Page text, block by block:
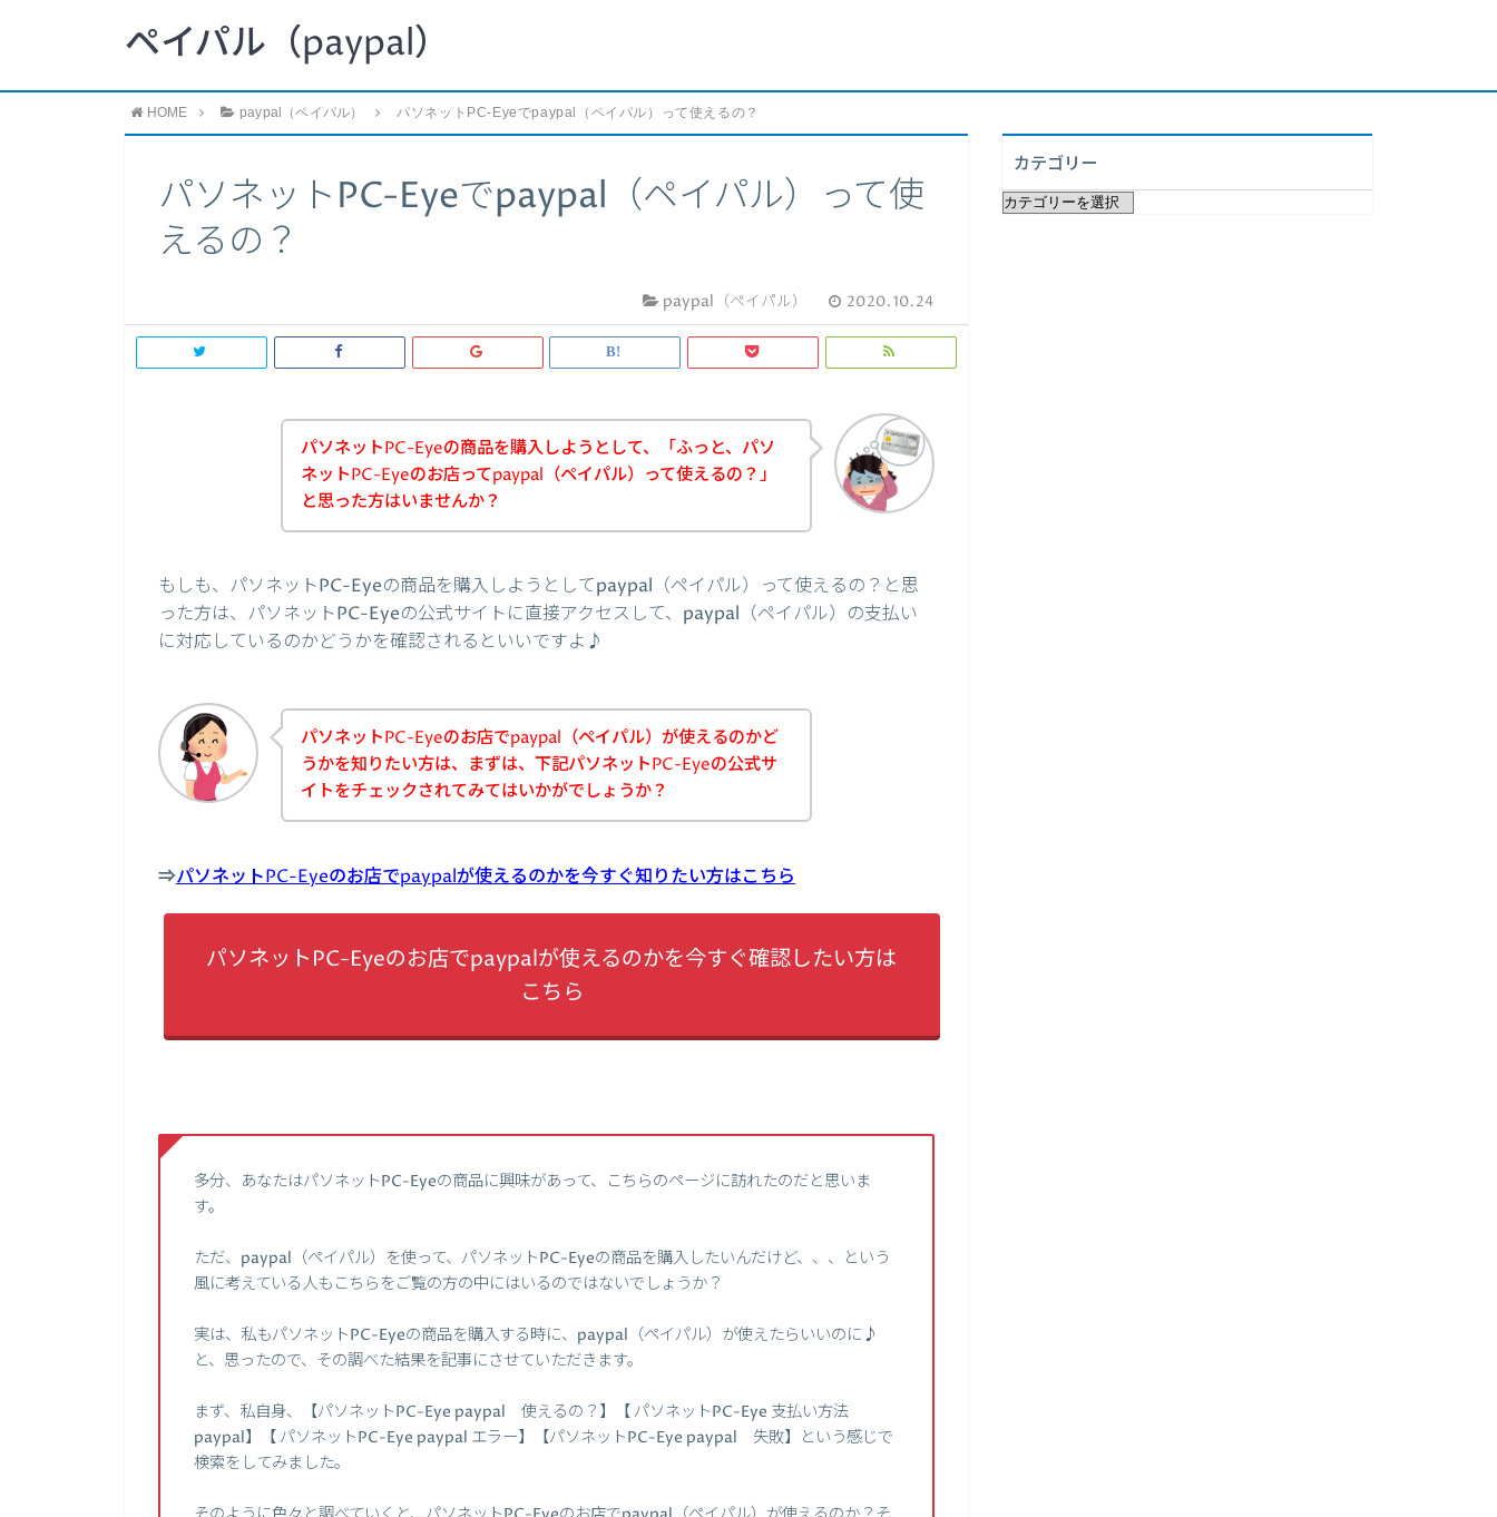
ペイパル（paypal）
HOME paypal（ペイパル） パソネットPC-Eyeでpaypal（ペイパル）って使えるの？
パソネットPC-Eyeでpaypal（ペイパル）って使
えるの？
paypal（ペイパル） 2020.10.24
パソネットPC-Eyeの商品を購入しようとして、「ふっと、パソ
ネットPC-Eyeのお店ってpaypal（ペイパル）って使えるの？」
と思った方はいませんか？
もしも、パソネットPC-Eyeの商品を購入しようとしてpaypal（ペイパル）って使えるの？と思
った方は、パソネットPC-Eyeの公式サイトに直接アクセスして、paypal（ペイパル）の支払い
に対応しているのかどうかを確認されるといいですよ♪
パソネットPC-Eyeのお店でpaypal（ペイパル）が使えるのかど
うかを知りたい方は、まずは、下記パソネットPC-Eyeの公式サ
イトをチェックされてみてはいかがでしょうか？
⇒パソネットPC-Eyeのお店でpaypalが使えるのかを今すぐ知りたい方はこちら
パソネットPC-Eyeのお店でpaypalが使えるのかを今すぐ確認したい方は
こちら
多分、あなたはパソネットPC-Eyeの商品に興味があって、こちらのページに訪れたのだと思いま
す。
ただ、paypal（ペイパル）を使って、パソネットPC-Eyeの商品を購入したいんだけど、、、という
風に考えている人もこちらをご覧の方の中にはいるのではないでしょうか？
実は、私もパソネットPC-Eyeの商品を購入する時に、paypal（ペイパル）が使えたらいいのに♪
と、思ったので、その調べた結果を記事にさせていただきます。
まず、私自身、【パソネットPC-Eye paypal 使えるの？】【 パソネットPC-Eye 支払い方法
paypal】【 パソネットPC-Eye paypal エラー】【パソネットPC-Eye paypal 失敗】という感じで
検索をしてみました。
カテゴリー